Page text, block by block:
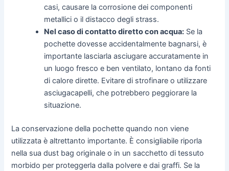
casi, causare la corrosione dei componenti
metallici o il distacco degli strass.
Nel caso di contatto diretto con acqua: Se la
pochette dovesse accidentalmente bagnarsi, è
importante lasciarla asciugare accuratamente in
un luogo fresco e ben ventilato, lontano da fonti
di calore dirette. Evitare di strofinare o utilizzare
asciugacapelli, che potrebbero peggiorare la
situazione.
La conservazione della pochette quando non viene
utilizzata è altrettanto importante. È consigliabile riporla
nella sua dust bag originale o in un sacchetto di tessuto
morbido per proteggerla dalla polvere e dai graffi. Se la